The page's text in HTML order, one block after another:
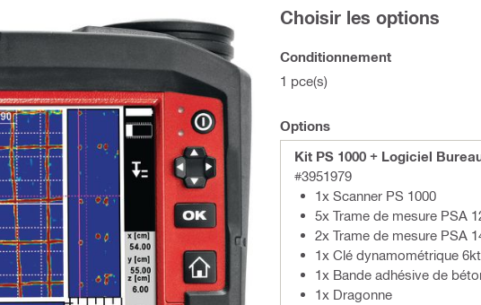
Choisir les options
Conditionnement
1 pce(s)
Options
Kit PS 1000 + Logiciel
#3951979
1x Scanner PS 1000
5x Trame de mesure PSA
2x Trame de mesure PSA
1x Clé dynamométrique
1x Bande adhésive de
1x Dragonne